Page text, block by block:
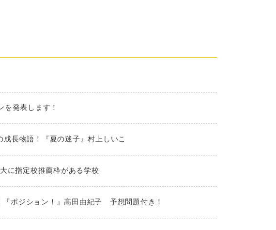
発表します！
長物語！『夏の迷子』村上しいこ
に指定校推薦枠がある学校
ポジション！』高田由紀子 予想問題付き！